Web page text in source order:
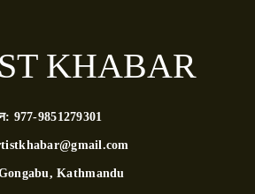
KHABAR
977-9851279301
Kathmandu